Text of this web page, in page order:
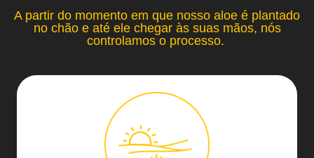
A partir do momento em que nosso aloe é plantado
no chão e até ele chegar às suas mãos, nós
controlamos o processo.